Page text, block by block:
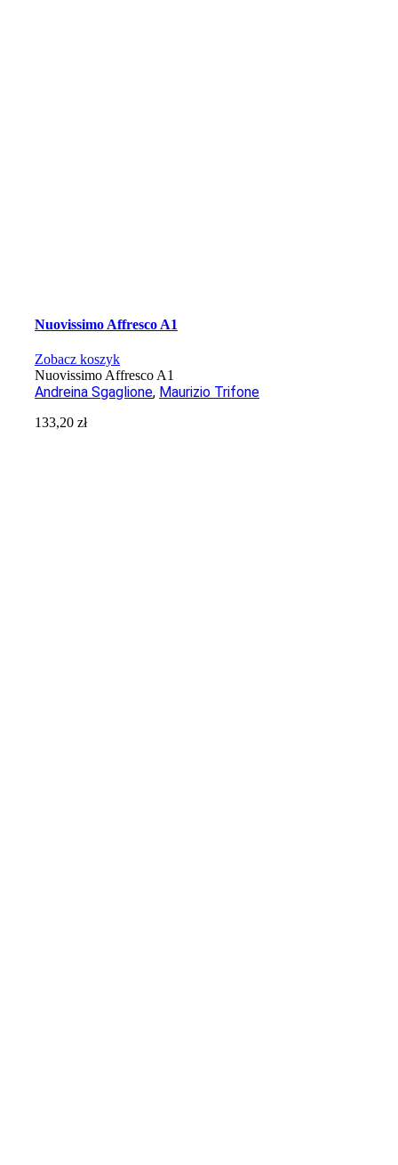
Nuovissimo Affresco A1
Zobacz koszyk
Nuovissimo Affresco A1
Andreina Sgaglione, Maurizio Trifone
133,20zł